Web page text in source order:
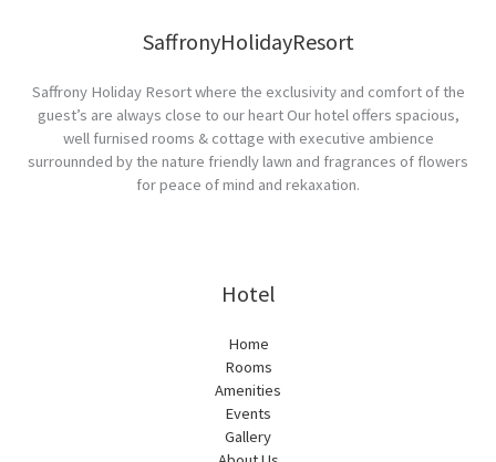
SaffronyHolidayResort
Saffrony Holiday Resort where the exclusivity and comfort of the
guest’s are always close to our heart Our hotel offers spacious,
well furnised rooms & cottage with executive ambience
surrounnded by the nature friendly lawn and fragrances of flowers
for peace of mind and rekaxation.
Hotel
Home
Rooms
Amenities
Events
Gallery